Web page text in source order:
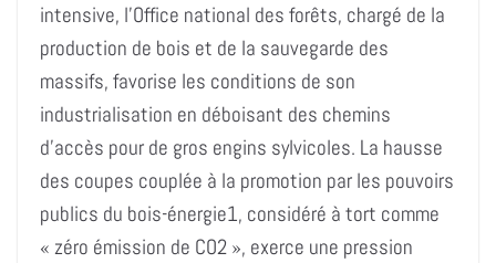
intensive, l’Office national des forêts, chargé de la
production de bois et de la sauvegarde des
massifs, favorise les conditions de son
industrialisation en déboisant des chemins
d’accès pour de gros engins sylvicoles. La hausse
des coupes couplée à la promotion par les pouvoirs
publics du bois-énergie1, considéré à tort comme
« zéro émission de CO2 », exerce une pression